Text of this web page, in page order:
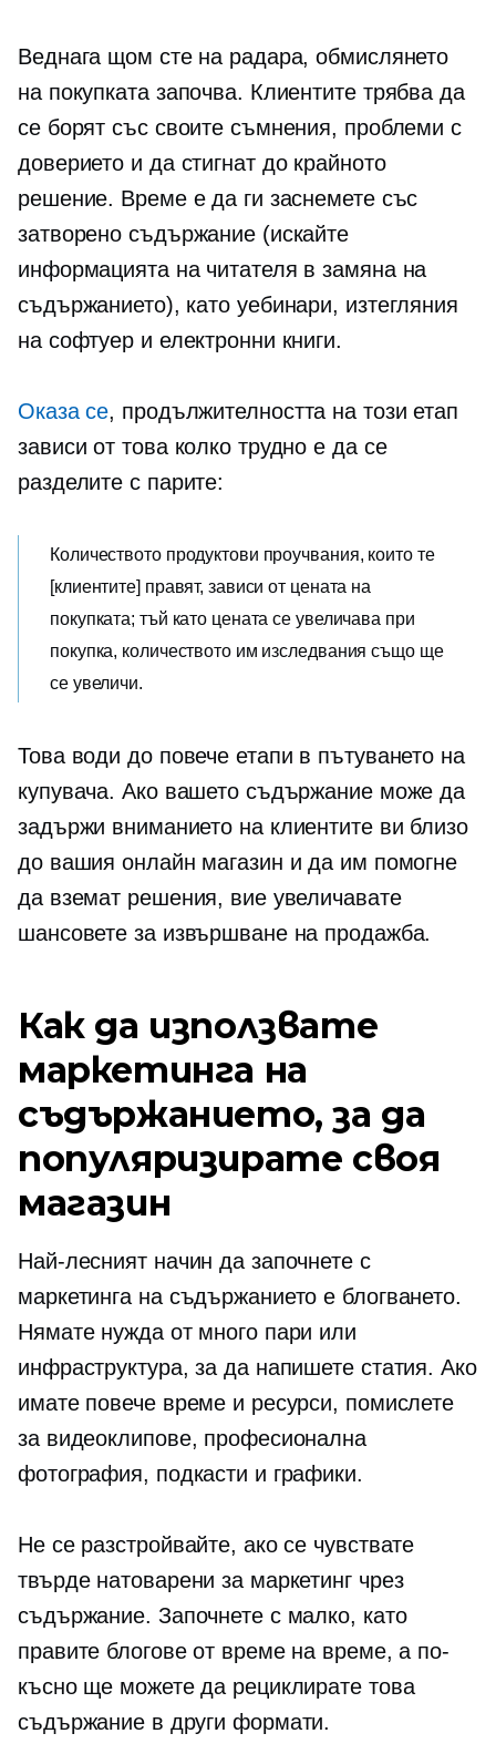
Веднага щом сте на радара, обмислянето
на покупката започва. Клиентите трябва да
се борят със своите съмнения, проблеми с
доверието и да стигнат до крайното
решение. Време е да ги заснемете със
затворено съдържание (искайте
информацията на читателя в замяна на
съдържанието), като уебинари, изтегляния
на софтуер и електронни книги.
Оказа се, продължителността на този етап
зависи от това колко трудно е да се
разделите с парите:
Количеството продуктови проучвания, които те
[клиентите] правят, зависи от цената на
покупката; тъй като цената се увеличава при
покупка, количеството им изследвания също ще
се увеличи.
Това води до повече етапи в пътуването на
купувача. Ако вашето съдържание може да
задържи вниманието на клиентите ви близо
до вашия онлайн магазин и да им помогне
да вземат решения, вие увеличавате
шансовете за извършване на продажба.
Как да използвате
маркетинга на
съдържанието, за да
популяризирате своя
магазин
Най-лесният начин да започнете с
маркетинга на съдържанието е блогването.
Нямате нужда от много пари или
инфраструктура, за да напишете статия. Ако
имате повече време и ресурси, помислете
за видеоклипове, професионална
фотография, подкасти и графики.
Не се разстройвайте, ако се чувствате
твърде натоварени за маркетинг чрез
съдържание. Започнете с малко, като
правите блогове от време на време, а по-
късно ще можете да рециклирате това
съдържание в други формати.